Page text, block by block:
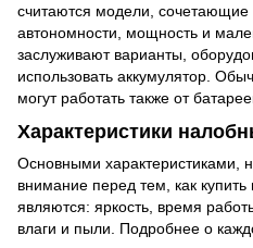
считаются модели, сочетающие
автономности, мощность и
заслуживают варианты,
использовать аккумулятор.
могут работать также от
Характеристики
Основными характеристиками,
внимание перед тем, как
являются: яркость, время
влаги и пыли. Подробнее о